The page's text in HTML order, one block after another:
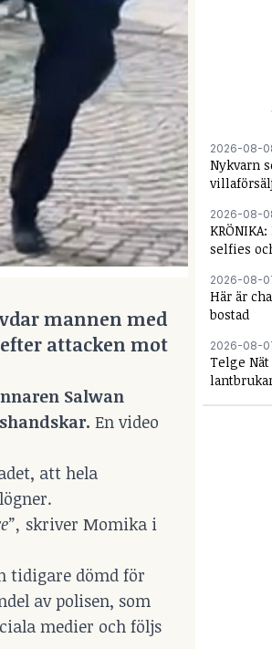
mannen med
attacken mot
Salwan
En video
att hela
skriver Momika i
tidigare dömd för
av polisen, som
medier och följs
2026-08-
Nykvarn
2026-08-
selfies
2026-08-
Här är
bostad
2026-08-
Telge